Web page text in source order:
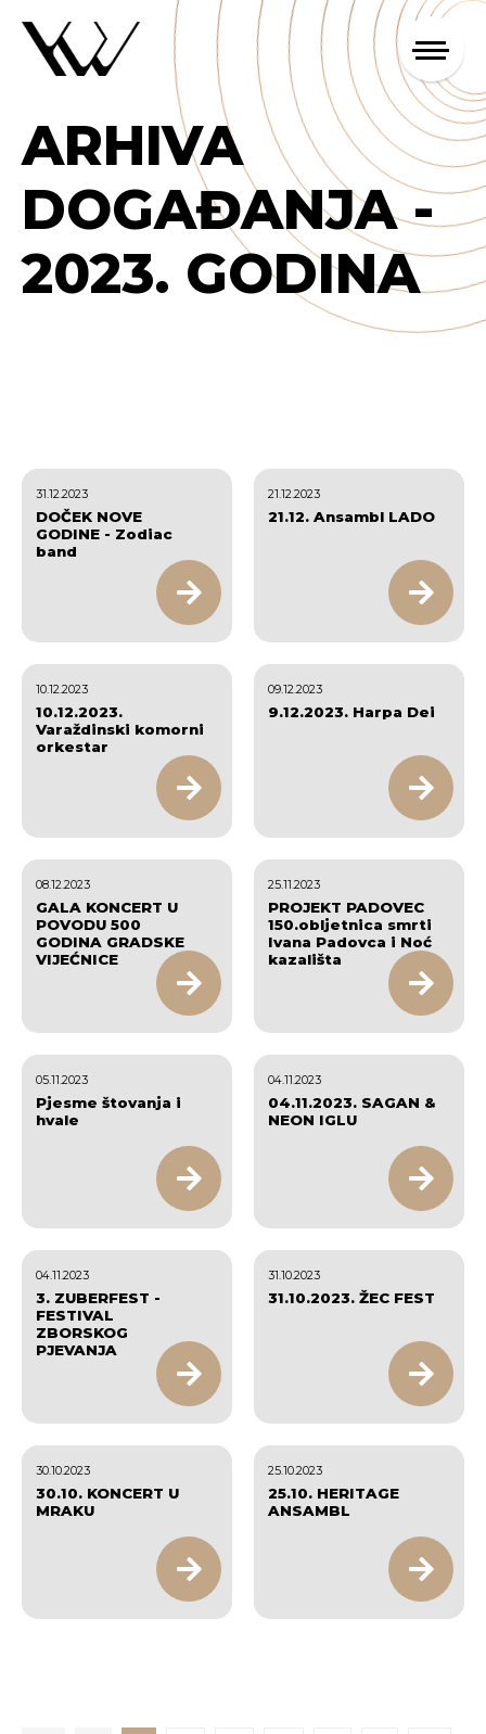
ARHIVA
DOGAĐANJA -
2023. GODINA
DOČEK NOVE
GODINE - Zodiac
band
31.12.2023
21.12. Ansambl LADO
21.12.2023
10.12.2023.
Varaždinski komorni
orkestar
10.12.2023
9.12.2023. Harpa Dei
09.12.2023
GALA KONCERT U
POVODU 500
GODINA GRADSKE
VIJEĆNICE
08.12.2023
PROJEKT PADOVEC
150.obljetnica smrti
Ivana Padovca i Noć
kazališta
25.11.2023
Pjesme štovanja i
hvale
05.11.2023
04.11.2023. SAGAN &
NEON IGLU
04.11.2023
3. ZUBERFEST -
FESTIVAL
ZBORSKOG
PJEVANJA
04.11.2023
31.10.2023. ŽEC FEST
31.10.2023
30.10. KONCERT U
MRAKU
30.10.2023
25.10. HERITAGE
ANSAMBL
25.10.2023